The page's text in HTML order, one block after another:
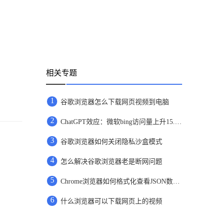
相关专题
1 谷歌浏览器怎么下载网页视频到电脑
2 ChatGPT效应：微软bing访问量上升15.8%，谷歌访问量下降1%
3 谷歌浏览器如何关闭隐私沙盒模式
4 怎么解决谷歌浏览器老是断网问题
5 Chrome浏览器如何格式化查看JSON数据？
6 什么浏览器可以下载网页上的视频